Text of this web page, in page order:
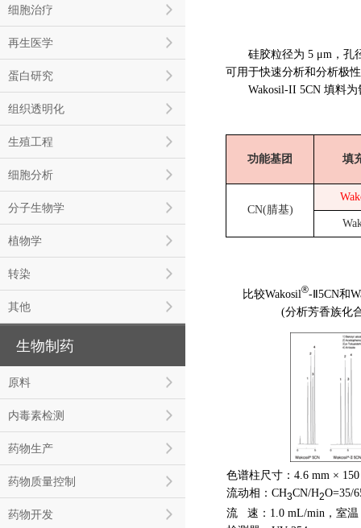
细胞治疗
再生医学
蛋白研究
组织透明化
生殖工程
细胞分析
分子生物学
植物学
转染
其他
生物制药
原料
内毒素检测
药物生产
药物质量控制
药物开发
硅胶粒径为 5 μm，孔
可用于快速分析和分析极
Wakosil-II 5CN 填料为
功能基团 填
CN(腈基)
比较Wakosil®-Ⅱ5CN和
(分析芳香族化
色谱柱尺寸：4.6 mm ×
流动相：CH3CN/H2O=35/
流 速：1.0 mL/min，室温